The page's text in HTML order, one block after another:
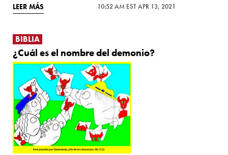
LEER MÁS 10:52 AM EST APR 13, 2021
BIBLIA
¿Cuál es el nombre del demonio?